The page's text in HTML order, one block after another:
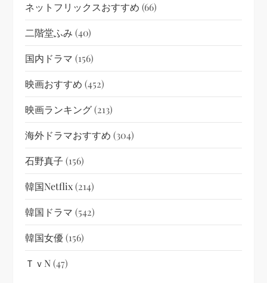
ネットフリックスおすすめ (66)
二階堂ふみ (40)
国内ドラマ (156)
映画おすすめ (452)
映画ランキング(213)
海外ドラマおすすめ (304)
石野真子 (156)
韓国netflix(214)
韓国ドラマ (542)
韓国女優(156)
ＴｖN(47)